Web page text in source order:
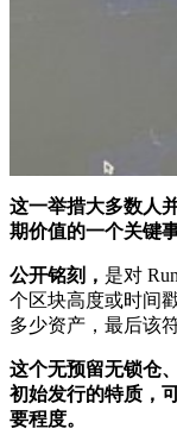
这一举措大多数人
期价值的一个关键
公开铭刻， 是对
个区块高度或时间
多少资产，最后该
这个无预留无锁仓
初始发行的特质，
要程度。